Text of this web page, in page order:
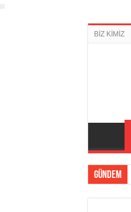
BİZ KİMİZ
GÜNDEM